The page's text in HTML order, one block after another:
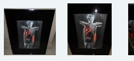
medailles/munten/bankbiljetten
ets/tekening/litho/gravure